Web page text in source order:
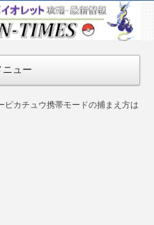
ニュー
ピカチュウ携帯モードの捕まえ方は